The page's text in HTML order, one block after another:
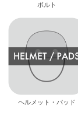
ボルト
ヘルメット・パッド